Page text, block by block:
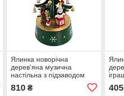
Ялинка новорічна
дерев'яна музична
настільна з підзаводом
810₴ 405